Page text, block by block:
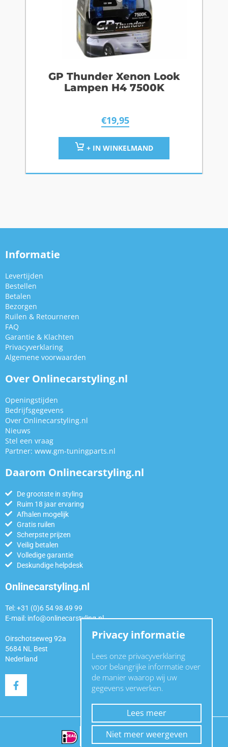
GP Thunder Xenon Look
Lampen H4 7500K
€19,95
+ IN WINKELMAND
Informatie
Levertijden
Bestellen
Betalen
Bezorgen
Ruilen & Retourneren
FAQ
Garantie & Klachten
Privacyverklaring
Algemene voorwaarden
Over Onlinecarstyling.nl
Openingstijden
Bedrijfsgegevens
Over Onlinecarstyling.nl
Nieuws
Stel een vraag
Partner: www.gm-tuningparts.nl
Daarom Onlinecarstyling.nl
De grootste in styling
Ruim 18 jaar ervaring
Afhalen mogelijk
Gratis ruilen
Scherpste prijzen
Veilig betalen
Volledige garantie
Deskundige helpdesk
Onlinecarstyling.nl
Tel: +31 (0)6 54 98 49 99
E-mail: info@onlinecarstyling.nl
Oirschotseweg 92a
5684 NL Best
Nederland
Privacy informatie
Lees onze privacyverklaring
voor belangrijke informatie over
de manier waarop wij uw
gegevens verwerken.
Lees meer
Niet meer weergeven